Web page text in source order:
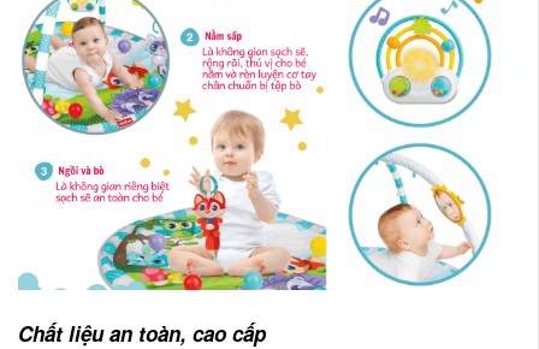
Chất liệu an toàn, cao cấp